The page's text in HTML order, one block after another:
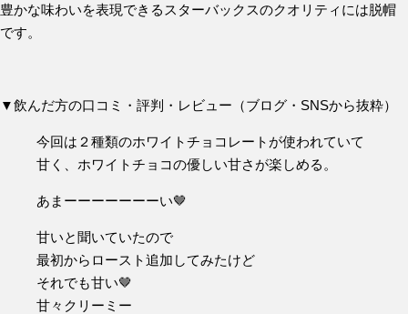
豊かな味わいを表現できるスターバックスのクオリティには脱帽
です。
▼飲んだ方の口コミ・評判・レビュー（ブログ・SNSから抜粋）
今回は２種類のホワイトチョコレートが使われていて
甘く、ホワイトチョコの優しい甘さが楽しめる。
あまーーーーーーーい🤎
甘いと聞いていたので
最初からロースト追加してみたけど
それでも甘い🤎
甘々クリーミー